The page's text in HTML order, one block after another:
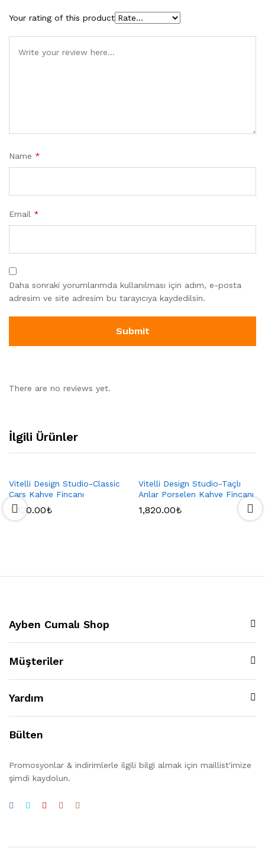
Your rating of this product
Name *
Email *
Daha sonraki yorumlarımda kullanılması için adım, e-posta
adresim ve site adresim bu tarayıcıya kaydedilsin.
There are no reviews yet.
İlgili Ürünler
Vitelli Design Studio-Classic
Cars Kahve Fincanı
1,820.00₺
Vitelli Design Studio-Taçlı
Anlar Porselen Kahve Fincanı
1,820.00₺
Ayben Cumalı Shop
Müşteriler
Yardım
Bülten
Promosyonlar & indirimlerle ilgili bilgi almak için maillist'imize
şimdi kaydolun.